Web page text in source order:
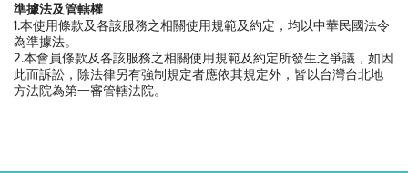
準據法及管轄權
1.本使用條款及各該服務之相關使用規範及約定，均以中華民國法令
為準據法。
2.本會員條款及各該服務之相關使用規範及約定所發生之爭議，如因
此而訴訟，除法律另有強制規定者應依其規定外，皆以台灣台北地
方法院為第一審管轄法院。